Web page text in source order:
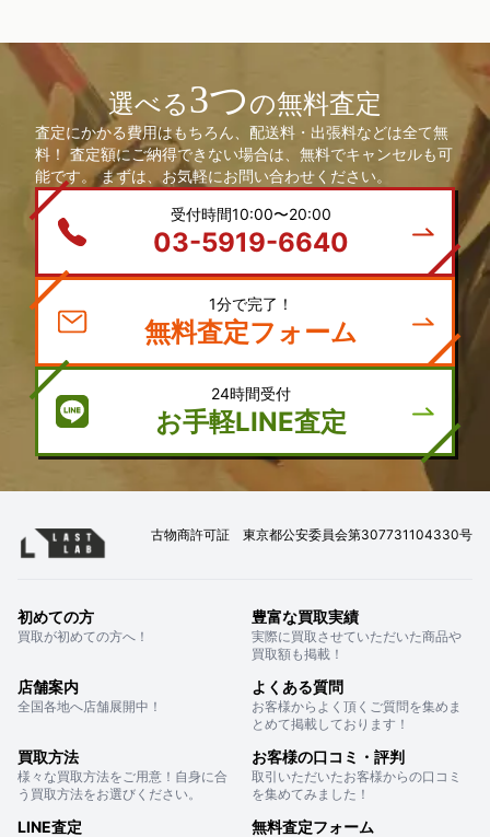
選べる3つの無料査定
査定にかかる費用はもちろん、配送料・出張料などは全て無
料！ 査定額にご納得できない場合は、無料でキャンセルも可
能です。 まずは、お気軽にお問い合わせください。
受付時間10:00〜20:00
03-5919-6640
1分で完了！
無料査定フォーム
24時間受付
お手軽LINE査定
古物商許可証 東京都公安委員会第307731104330号
初めての方
買取が初めての方へ！
豊富な買取実績
実際に買取させていただいた商品や
買取額も掲載！
店舗案内
全国各地へ店舗展開中！
よくある質問
お客様からよく頂くご質問を集めま
とめて掲載しております！
買取方法
様々な買取方法をご用意！自身に合
う買取方法をお選びください。
お客様の口コミ・評判
取引いただいたお客様からの口コミ
を集めてみました！
LINE査定 無料査定フォーム